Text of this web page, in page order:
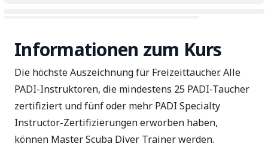
Informationen zum Kurs
Die höchste Auszeichnung für Freizeittaucher. Alle
PADI-Instruktoren, die mindestens 25 PADI-Taucher
zertifiziert und fünf oder mehr PADI Specialty
Instructor-Zertifizierungen erworben haben,
können Master Scuba Diver Trainer werden.